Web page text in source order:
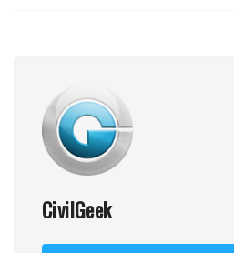
CivilGeek